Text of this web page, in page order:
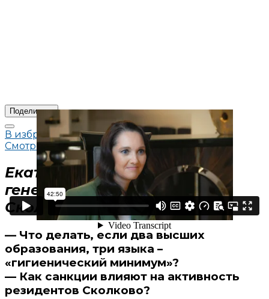
Поделиться
В избранное
Смотреть позже
Екатерина Иноземцева,
генеральный директор
Сколково Форум
— Что делать, если два высших
образования, три языка –
«гигиенический минимум»?
— Как санкции влияют на активность
резидентов Сколково?